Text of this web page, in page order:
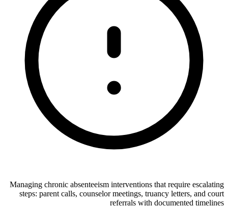
Managing chronic absenteeism interventions that require escalating
steps: parent calls, counselor meetings, truancy letters, and court
referrals with documented timelines